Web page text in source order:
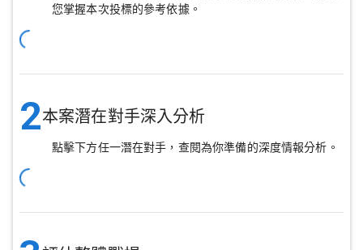
您掌握本次投標的參考依據。
2本案潛在對手深入分析
點擊下方任一潛在對手，查閱為你準備的深度情報分析。